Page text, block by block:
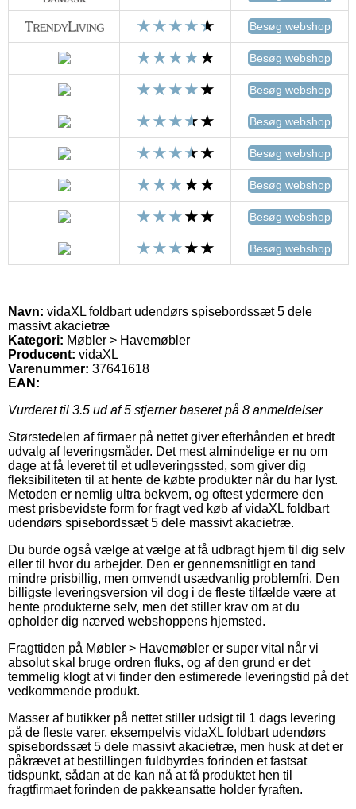
Besøg webshop
Besøg webshop
Besøg webshop
Besøg webshop
Besøg webshop
Besøg webshop
Besøg webshop
Besøg webshop
Navn: vidaXL foldbart udendørs spisebordssæt 5 dele
massivt akacietræ
Kategori: Møbler > Havemøbler
Producent: vidaXL
Varenummer: 37641618
EAN:
Vurderet til 3.5 ud af 5 stjerner baseret på 8 anmeldelser
Størstedelen af firmaer på nettet giver efterhånden et bredt
udvalg af leveringsmåder. Det mest almindelige er nu om
dage at få leveret til et udleveringssted, som giver dig
fleksibiliteten til at hente de købte produkter når du har lyst.
Metoden er nemlig ultra bekvem, og oftest ydermere den
mest prisbevidste form for fragt ved køb af vidaXL foldbart
udendørs spisebordssæt 5 dele massivt akacietræ.
Du burde også vælge at vælge at få udbragt hjem til dig selv
eller til hvor du arbejder. Den er gennemsnitligt en tand
mindre prisbillig, men omvendt usædvanlig problemfri. Den
billigste leveringsversion vil dog i de fleste tilfælde være at
hente produkterne selv, men det stiller krav om at du
opholder dig nærved webshoppens hjemsted.
Fragttiden på Møbler > Havemøbler er super vital når vi
absolut skal bruge ordren fluks, og af den grund er det
temmelig klogt at vi finder den estimerede leveringstid på det
vedkommende produkt.
Masser af butikker på nettet stiller udsigt til 1 dags levering
på de fleste varer, eksempelvis vidaXL foldbart udendørs
spisebordssæt 5 dele massivt akacietræ, men husk at det er
påkrævet at bestillingen fuldbyrdes forinden et fastsat
tidspunkt, sådan at de kan nå at få produktet hen til
fragtfirmaet forinden de pakkeansatte holder fyraften.